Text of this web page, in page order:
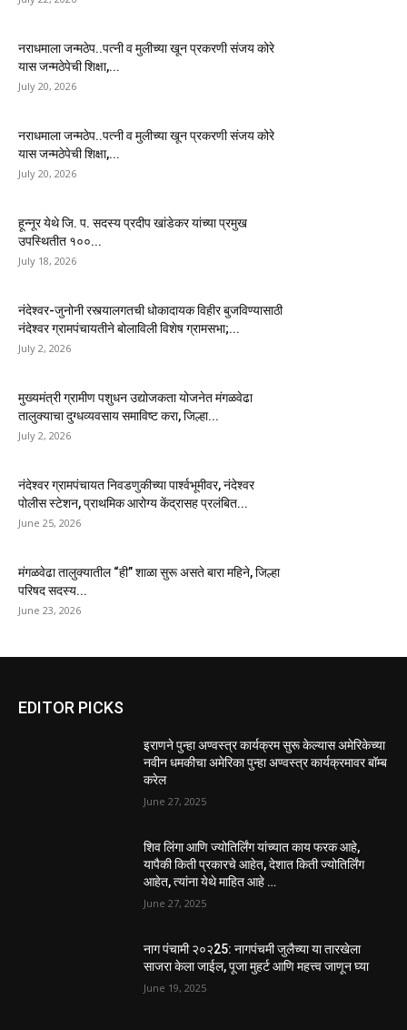
नराधमाला जन्मठेप..पत्नी व मुलीच्या खून प्रकरणी संजय कोरे
यास जन्मठेपेची शिक्षा,...
July 20, 2026
नराधमाला जन्मठेप..पत्नी व मुलीच्या खून प्रकरणी संजय कोरे
यास जन्मठेपेची शिक्षा,...
July 20, 2026
हून्नूर येथे जि. प. सदस्य प्रदीप खांडेकर यांच्या प्रमुख
उपस्थितीत १००...
July 18, 2026
नंदेश्वर-जुनोनी रस्त्यालगतची धोकादायक विहीर बुजविण्यासाठी
नंदेश्वर ग्रामपंचायतीने बोलाविली विशेष ग्रामसभा;...
July 2, 2026
मुख्यमंत्री ग्रामीण पशुधन उद्योजकता योजनेत मंगळवेढा
तालुक्याचा दुग्धव्यवसाय समाविष्ट करा, जिल्हा...
July 2, 2026
नंदेश्वर ग्रामपंचायत निवडणुकीच्या पार्श्वभूमीवर, नंदेश्वर
पोलीस स्टेशन, प्राथमिक आरोग्य केंद्रासह प्रलंबित...
June 25, 2026
मंगळवेढा तालुक्यातील “ही” शाळा सुरू असते बारा महिने, जिल्हा
परिषद सदस्य...
June 23, 2026
EDITOR PICKS
इराणने पुन्हा अण्वस्त्र कार्यक्रम सुरू केल्यास अमेरिकेच्या
नवीन धमकीचा अमेरिका पुन्हा अण्वस्त्र कार्यक्रमावर बॉम्ब
करेल
June 27, 2025
शिव लिंगा आणि ज्योतिर्लिंग यांच्यात काय फरक आहे,
यापैकी किती प्रकारचे आहेत, देशात किती ज्योतिर्लिंग
आहेत, त्यांना येथे माहित आहे …
June 27, 2025
नाग पंचामी २०२25: नागपंचमी जुलैच्या या तारखेला
साजरा केला जाईल, पूजा मुहर्ट आणि महत्त्व जाणून घ्या
June 19, 2025